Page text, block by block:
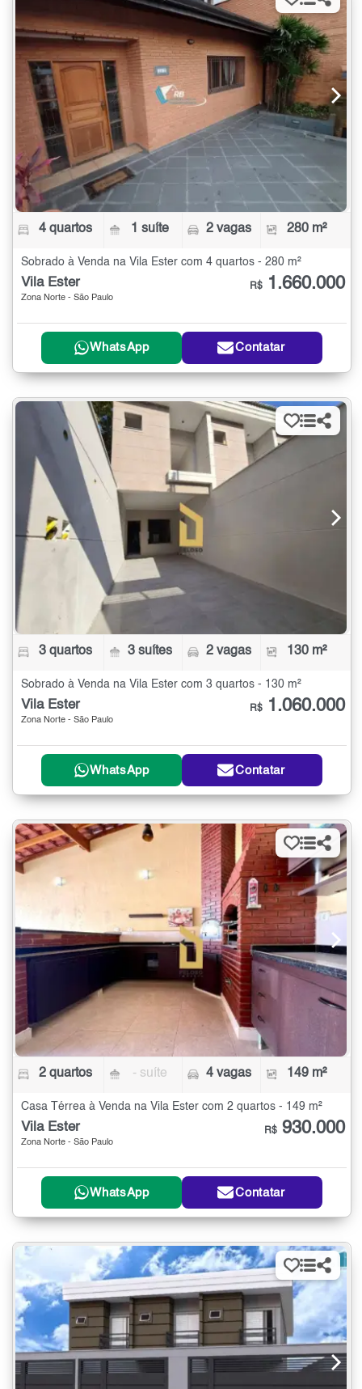
4 quartos 1 suíte 2 vagas 280 m²
Sobrado à Venda na Vila Ester com 4 quartos - 280 m²
Vila Ester
Zona Norte - São Paulo
R$ 1.660.000
WhatsApp Contatar
3 quartos 3 suítes 2 vagas 130 m²
Sobrado à Venda na Vila Ester com 3 quartos - 130 m²
Vila Ester
Zona Norte - São Paulo
R$ 1.060.000
WhatsApp Contatar
2 quartos - suíte 4 vagas 149 m²
Casa Térrea à Venda na Vila Ester com 2 quartos - 149 m²
Vila Ester
Zona Norte - São Paulo
R$ 930.000
WhatsApp Contatar